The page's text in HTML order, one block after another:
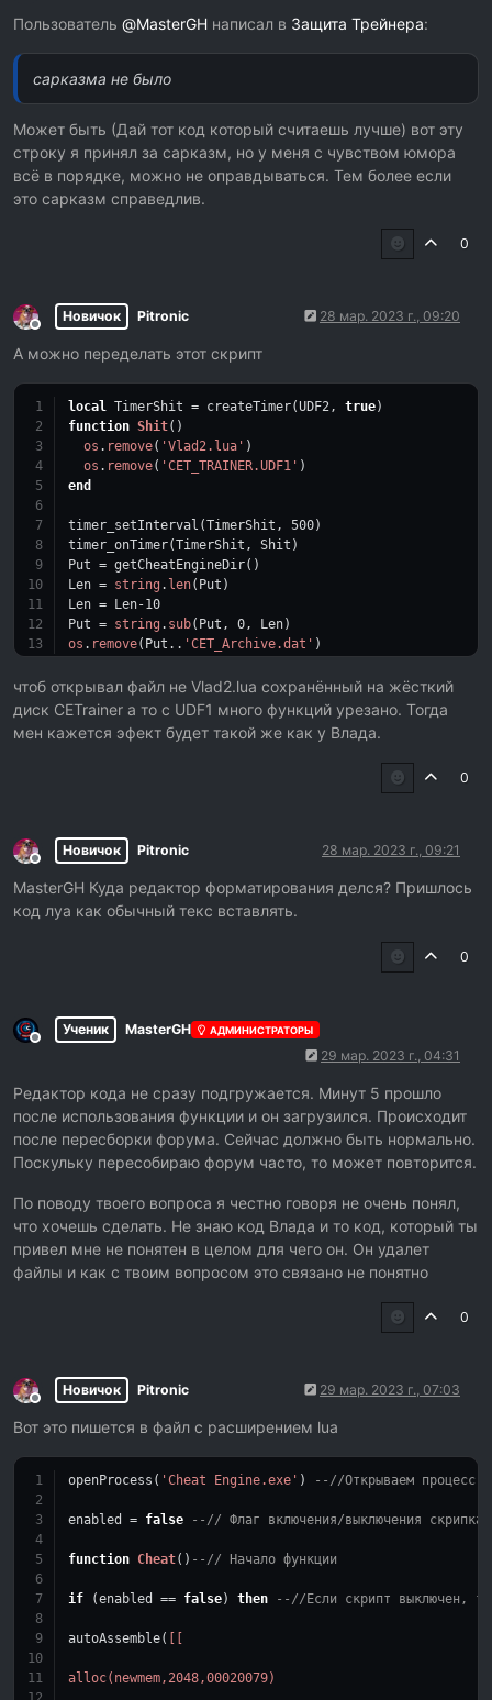
Пользователь @MasterGH написал в Защита Трейнера:
сарказма не было
Может быть (Дай тот код который считаешь лучше) вот эту
строку я принял за сарказм, но у меня с чувством юмора
всё в порядке, можно не оправдываться. Тем более если
это сарказм справедлив.
0
Не в сети
Новичок Pitronic 28 мар. 2023 г., 09:20
А можно переделать этот скрипт
local TimerShit = createTimer(UDF2, true)
function Shit()
os . remove( 'Vlad2.lua' )
os . remove( 'CET_TRAINER.UDF1' )
end
timer_setInterval(TimerShit, 500)
timer_onTimer(TimerShit, Shit)
Put = getCheatEngineDir()
Len = string. len(Put)
Len = Len-10
Put = string. sub(Put, 0, Len)
os . remove(Put.. 'CET_Archive.dat' )
чтоб открывал файл не Vlad2.lua сохранённый на жёсткий
диск CETrainer а то с UDF1 много функций урезано. Тогда
мен кажется эфект будет такой же как у Влада.
0
Не в сети
Новичок Pitronic 28 мар. 2023 г., 09:21
MasterGH Куда редактор форматирования делся? Пришлось
код луа как обычный текс вставлять.
0
Не в сети
Ученик MasterGH АДМИНИСТРАТОРЫ
29 мар. 2023 г., 04:31
Редактор кода не сразу подгружается. Минут 5 прошло
после использования функции и он загрузился. Происходит
после пересборки форума. Сейчас должно быть нормально.
Поскульку пересобираю форум часто, то может повторится.
По поводу твоего вопроса я честно говоря не очень понял,
что хочешь сделать. Не знаю код Влада и то код, который ты
привел мне не понятен в целом для чего он. Он удалет
файлы и как с твоим вопросом это связано не понятно
0
Не в сети
Новичок Pitronic 29 мар. 2023 г., 07:03
Вот это пишется в файл с расширением lua
openProcess( 'Cheat Engine.exe' ) --//Открываем процесс
enabled = false --// Флаг включения/выключения скрипка
function Cheat() --// Начало функции
if (enabled == false) then --//Если скрипт выключен,
autoAssemble(
alloc(newmem,2048,00020079)